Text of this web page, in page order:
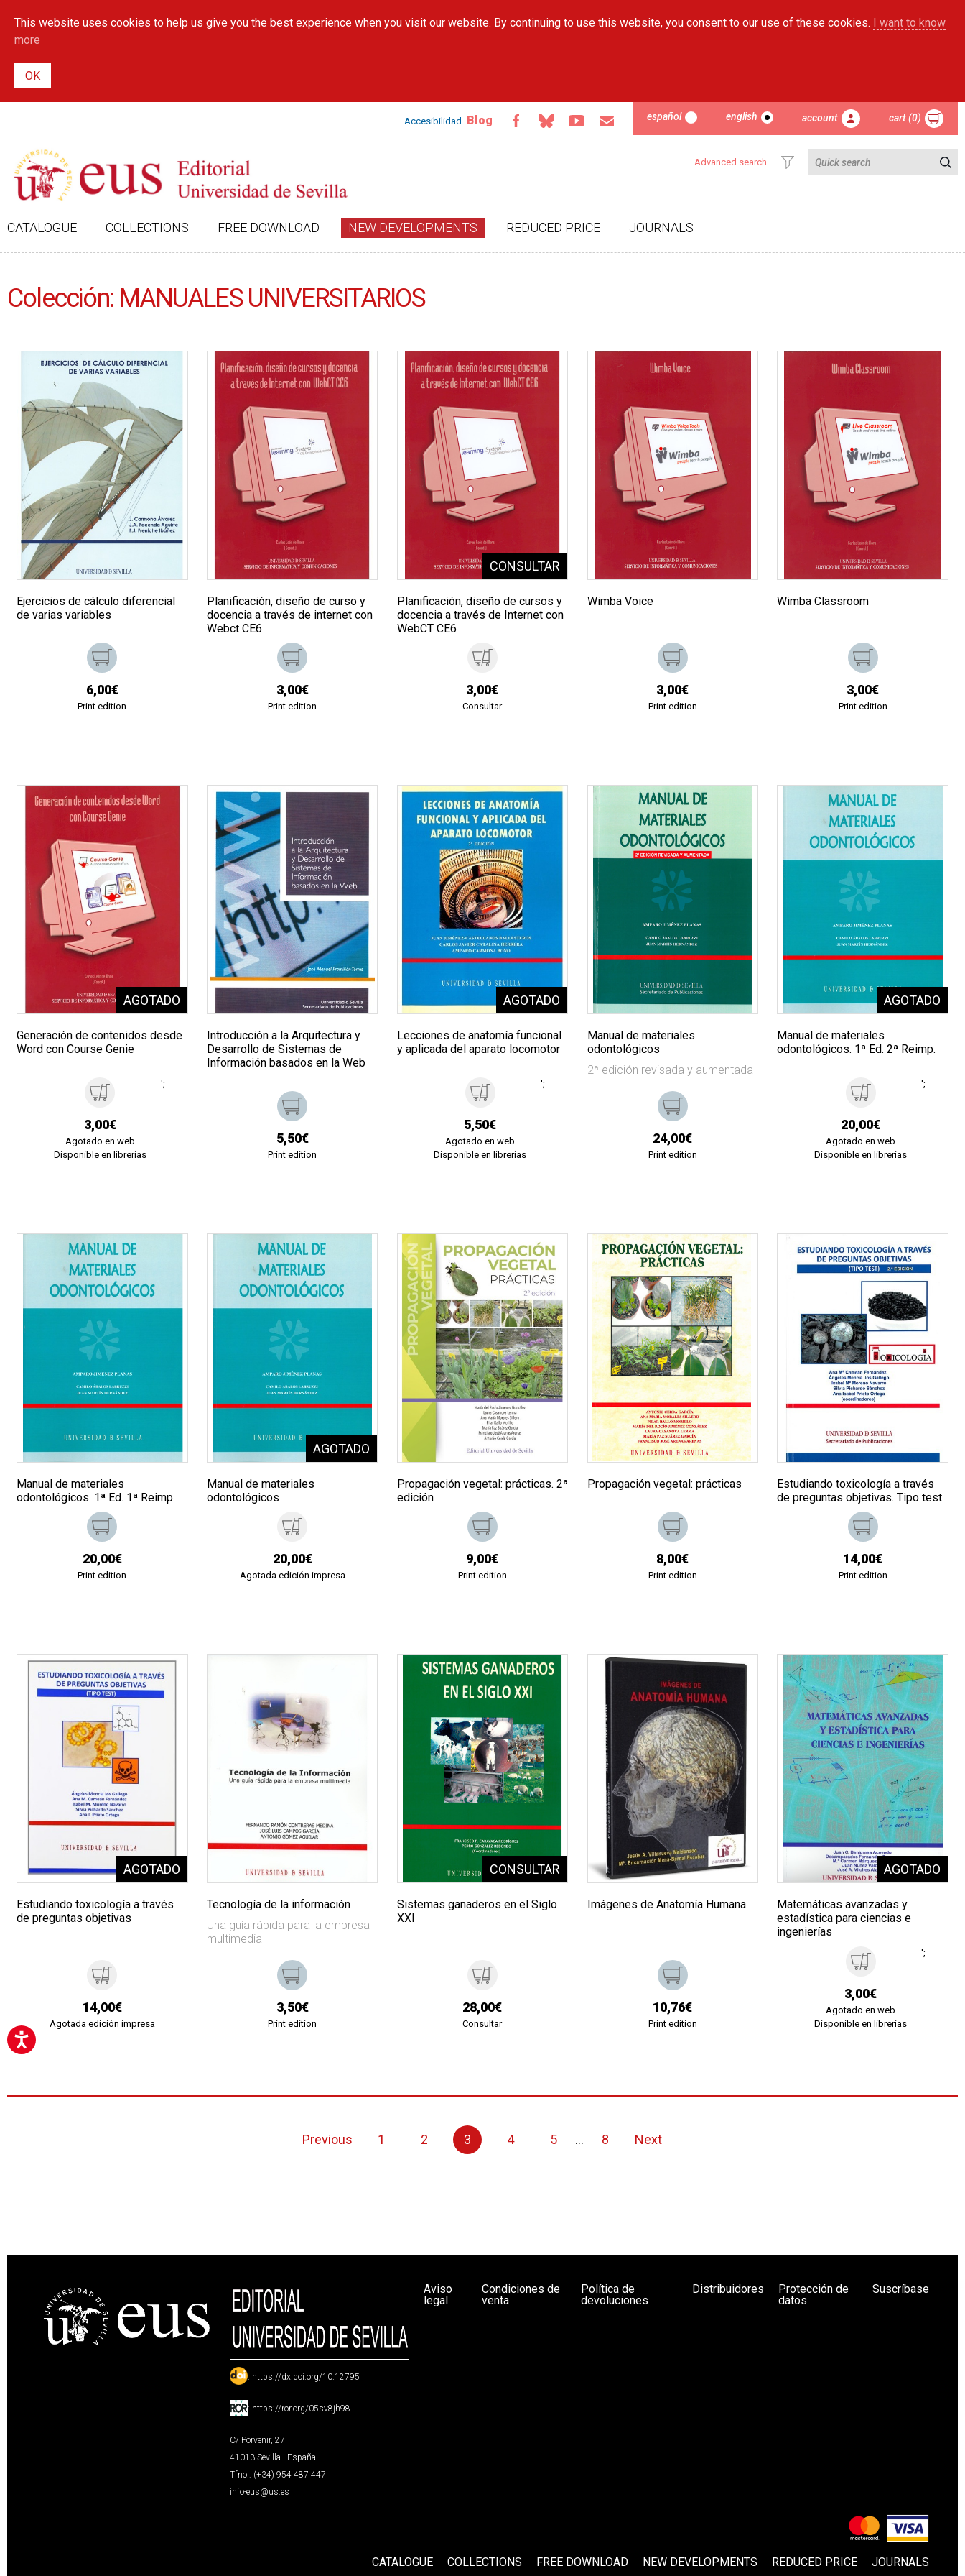
main
This website uses cookies to help us give you the best experience when you visit our website. By continuing to use this website, you consent to our use of these cookies. I want to know
more
Accesibilidad Blog español english account cart (0)
Advanced search
CATALOGUE COLLECTIONS FREE DOWNLOAD NEW DEVELOPMENTS REDUCED PRICE JOURNALS
Colección: MANUALES UNIVERSITARIOS
Ejercicios de cálculo diferencial
de varias variables
6,00€
Print edition
Planificación, diseño de curso y
docencia a través de internet con
Webct CE6
3,00€
Print edition
Planificación, diseño de cursos y
docencia a través de Internet con
WebCT CE6
3,00€
Consultar
Wimba Voice
3,00€
Print edition
Wimba Classroom
3,00€
Print edition
Generación de contenidos desde
Word con Course Genie
3,00€
Agotado en web
Disponible en librerías
';
Introducción a la Arquitectura y
Desarrollo de Sistemas de
Información basados en la Web
5,50€
Print edition
Lecciones de anatomía funcional
y aplicada del aparato locomotor
5,50€
Agotado en web
Disponible en librerías
';
Manual de materiales
odontológicos
2ª edición revisada y aumentada
24,00€
Print edition
Manual de materiales
odontológicos. 1ª Ed. 2ª Reimp.
20,00€
Agotado en web
Disponible en librerías
';
Manual de materiales
odontológicos. 1ª Ed. 1ª Reimp.
20,00€
Print edition
Manual de materiales
odontológicos
20,00€
Agotada edición impresa
Propagación vegetal: prácticas. 2ª
edición
9,00€
Print edition
Propagación vegetal: prácticas
8,00€
Print edition
Estudiando toxicología a través
de preguntas objetivas. Tipo test
14,00€
Print edition
Estudiando toxicología a través
de preguntas objetivas
14,00€
Agotada edición impresa
Tecnología de la información
Una guía rápida para la empresa
multimedia
3,50€
Print edition
Sistemas ganaderos en el Siglo
XXI
28,00€
Consultar
Imágenes de Anatomía Humana
10,76€
Print edition
Matemáticas avanzadas y
estadística para ciencias e
ingenierías
3,00€
Agotado en web
Disponible en librerías
';
Previous 1 2 3 4 5 ... 8 Next
: https://dx.doi.org/10.12795
: https://ror.org/05sv8jh98
C/ Porvenir, 27
41013 Sevilla · España
Tfno.: (+34) 954 487 447
info-eus@us.es
Aviso
legal
Condiciones de
venta
Política de
devoluciones
Distribuidores
Protección de
datos
Suscríbase
CATALOGUE COLLECTIONS FREE DOWNLOAD NEW DEVELOPMENTS REDUCED PRICE JOURNALS